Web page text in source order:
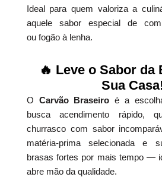
Ideal para quem valoriza a
aquele sabor especial de
ou fogão à lenha.
🔥 Leve o Sabor da
Sua
O Carvão Braseiro é a
busca acendimento rápido,
churrasco com sabor
matéria-prima selecionada e
brasas fortes por mais tempo —
abre mão da qualidade.